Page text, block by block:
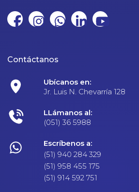
Contáctanos
Ubícanos en:
Jr. Luis N. Chevarría 128
LLámanos al:
(051) 36 5988
Escríbenos a:
(51) 940 284 329
(51) 958 455 175
(51) 914 592 751